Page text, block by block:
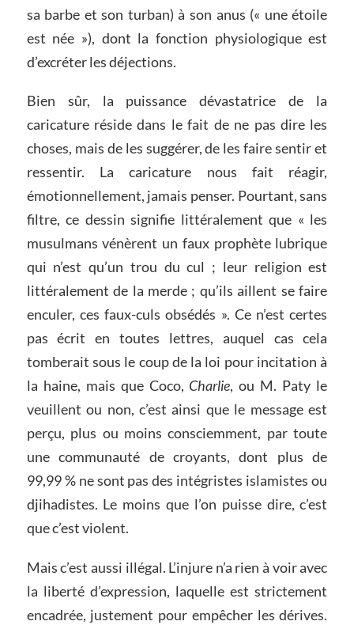
sa barbe et son turban) à son anus (« une étoile
est née »), dont la fonction physiologique est
d’excréter les déjections.
Bien sûr, la puissance dévastatrice de la
caricature réside dans le fait de ne pas dire les
choses, mais de les suggérer, de les faire sentir et
ressentir. La caricature nous fait réagir,
émotionnellement, jamais penser. Pourtant, sans
filtre, ce dessin signifie littéralement que « les
musulmans vénèrent un faux prophète lubrique
qui n’est qu’un trou du cul ; leur religion est
littéralement de la merde ; qu’ils aillent se faire
enculer, ces faux-culs obsédés ». Ce n’est certes
pas écrit en toutes lettres, auquel cas cela
tomberait sous le coup de la loi pour incitation à
la haine, mais que Coco, Charlie, ou M. Paty le
veuillent ou non, c’est ainsi que le message est
perçu, plus ou moins consciemment, par toute
une communauté de croyants, dont plus de
99,99 % ne sont pas des intégristes islamistes ou
djihadistes. Le moins que l’on puisse dire, c’est
que c’est violent.
Mais c’est aussi illégal. L’injure n’a rien à voir avec
la liberté d’expression, laquelle est strictement
encadrée, justement pour empêcher les dérives.